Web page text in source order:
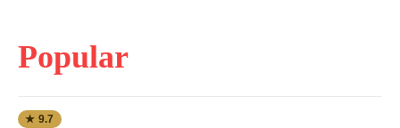
Popular
★ 9.7